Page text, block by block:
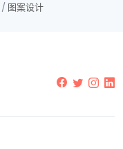
/ 图案设计